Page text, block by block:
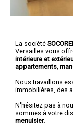
La société
Versailles vous
intérieure et
appartements
Nous travaillons
immobilières, des
N'hésitez pas à
sommes à votre
menuisier.